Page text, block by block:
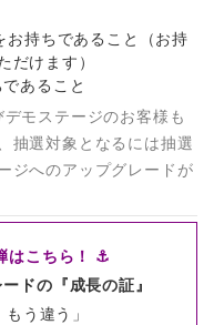
お持ちであること（お持
だけます）
あること
モステージのお客様も
抽選対象となるには抽選
ジへのアップグレードが
はこちら！ ⚓
ドの『成長の証』
う違う」